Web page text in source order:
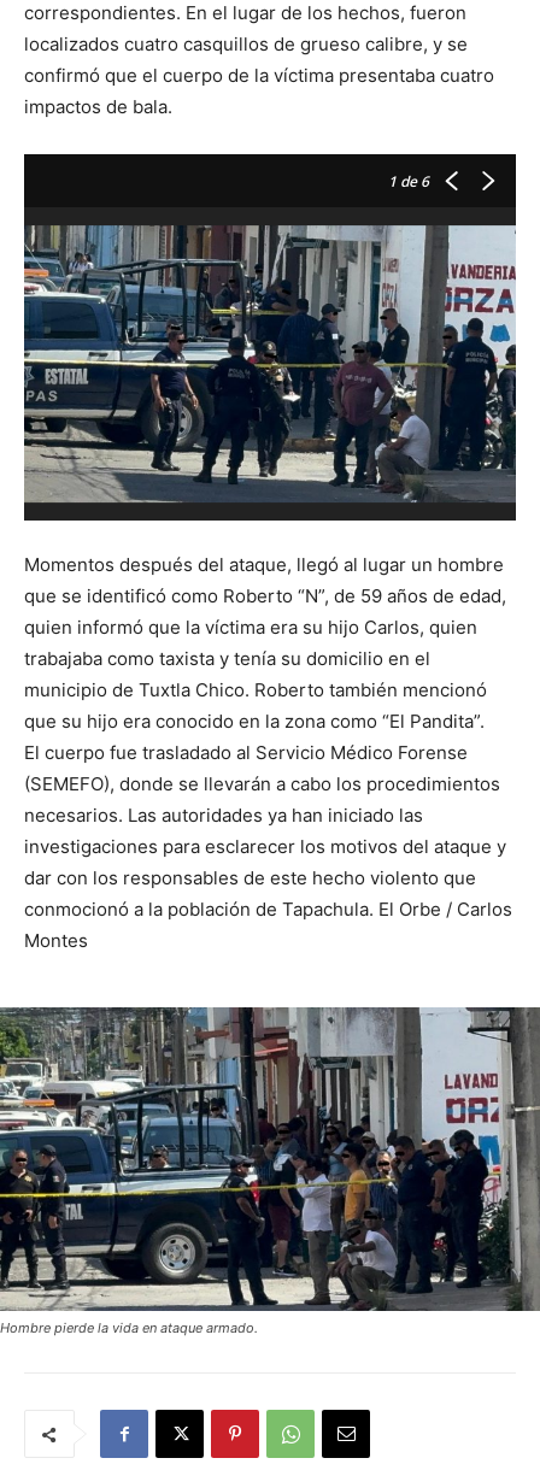
correspondientes. En el lugar de los hechos, fueron
localizados cuatro casquillos de grueso calibre, y se
confirmó que el cuerpo de la víctima presentaba cuatro
impactos de bala.
1 de 6
Momentos después del ataque, llegó al lugar un hombre
que se identificó como Roberto “N”, de 59 años de edad,
quien informó que la víctima era su hijo Carlos, quien
trabajaba como taxista y tenía su domicilio en el
municipio de Tuxtla Chico. Roberto también mencionó
que su hijo era conocido en la zona como “El Pandita”.
El cuerpo fue trasladado al Servicio Médico Forense
(SEMEFO), donde se llevarán a cabo los procedimientos
necesarios. Las autoridades ya han iniciado las
investigaciones para esclarecer los motivos del ataque y
dar con los responsables de este hecho violento que
conmocionó a la población de Tapachula. El Orbe / Carlos
Montes
Hombre pierde la vida en ataque armado.